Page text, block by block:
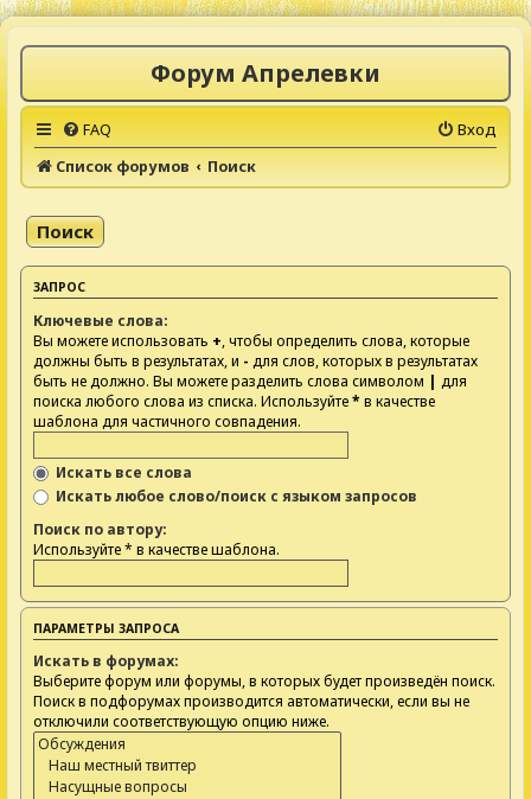
Форум Апрелевки
FAQ
Вход
Список форумов
Поиск
Поиск
ЗАПРОС
Ключевые слова:
Вы можете использовать +, чтобы определить слова, которые
должны быть в результатах, и - для слов, которых в результатах
быть не должно. Вы можете разделить слова символом | для
поиска любого слова из списка. Используйте* в качестве
шаблона для частичного совпадения.
Искать все слова
Искать любое слово/поиск с языком запросов
Поиск по автору:
Используйте * в качестве шаблона.
ПАРАМЕТРЫ ЗАПРОСА
Искать в форумах:
Выберите форум или форумы, в которых будет произведён поиск.
Поиск в подфорумах производится автоматически, если вы не
отключили соответствующую опцию ниже.